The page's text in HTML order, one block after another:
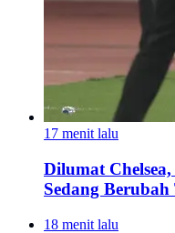
17 menit lalu
Dilumat
Sedang
18 menit lalu